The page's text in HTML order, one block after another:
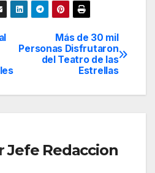
Más de 30 mil
Personas Disfrutaron
del Teatro de las
Estrellas
Jefe Redaccion